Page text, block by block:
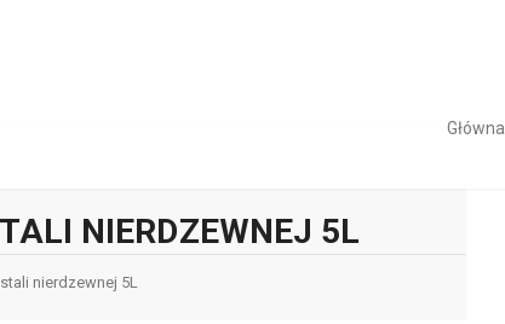
Główna
NIERDZEWNEJ 5L
nierdzewnej 5L